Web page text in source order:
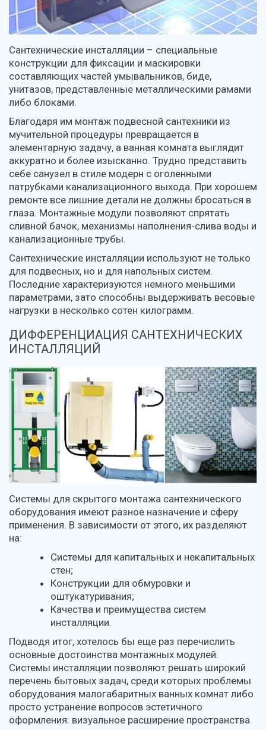
Сантехнические инсталляции – специальные
конструкции для фиксации и маскировки
составляющих частей умывальников, биде,
унитазов, представленные металлическими рамами
либо блоками.
Благодаря им монтаж подвесной сантехники из
мучительной процедуры превращается в
элементарную задачу, а ванная комната выглядит
аккуратно и более изысканно. Трудно представить
себе санузел в стиле модерн с оголенными
патрубками канализационного выхода. При хорошем
ремонте все лишние детали не должны бросаться в
глаза. Монтажные модули позволяют спрятать
сливной бачок, механизмы наполнения-слива воды и
канализационные трубы.
Сантехнические инсталляции используют не только
для подвесных, но и для напольных систем.
Последние характеризуются немного меньшими
параметрами, зато способны выдерживать весовые
нагрузки в несколько сотен килограмм.
ДИФФЕРЕНЦИАЦИЯ САНТЕХНИЧЕСКИХ
ИНСТАЛЛЯЦИЙ
Системы для скрытого монтажа сантехнического
оборудования имеют разное назначение и сферу
применения. В зависимости от этого, их разделяют
на:
Системы для капитальных и некапитальных
стен;
Конструкции для обмуровки и
оштукатуривания;
Качества и преимущества систем
инсталляции.
Подводя итог, хотелось бы еще раз перечислить
основные достоинства монтажных модулей.
Системы инсталляции позволяют решать широкий
перечень бытовых задач, среди которых проблемы
оборудования малогабаритных ванных комнат либо
просто устранение вопросов эстетичного
оформления: визуальное расширение пространства